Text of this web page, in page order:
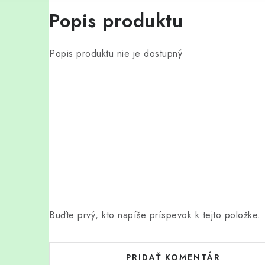
Popis produktu
Popis produktu nie je dostupný
Buďte prvý, kto napíše príspevok k tejto položke.
PRIDAŤ KOMENTÁR